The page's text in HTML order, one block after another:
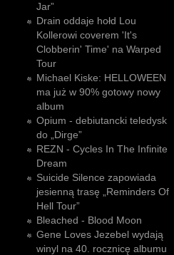
Jar”
Drain oddaje hołd Lou
Kollerowi coverem 'It's
Clobberin' Time' na Warped
Tour
Michael Kiske: HELLOWEEN
ma już w 90% gotowy nowy
album
Opium - debiutancki teledysk
do „Dirge”
REZN - Cycles In The Infinite
Dream
Suicide Silence zapowiada
jesienną trasę „Reminders Of
Hell Tour”
Bleached - Blood Moon
Gene Loves Jezebel wydają
winyl na 40. rocznicę albumu